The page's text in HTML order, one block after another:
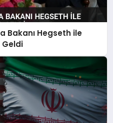
Bakanı Hegseth ile
Geldi